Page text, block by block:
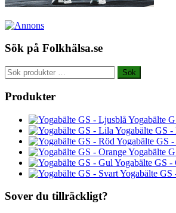
Sök på Folkhälsa.se
Sök
efter:
Sök
Produkter
Yogabälte
Yogabälte GS -
Yogabälte GS
Yogabälte
Yogabälte GS -
Yogabälte GS
Sover du tillräckligt?